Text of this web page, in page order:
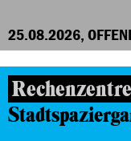
25.08.2026,